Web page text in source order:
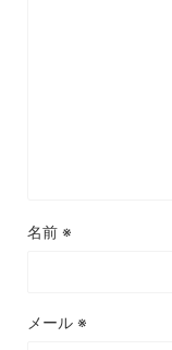
名前 ※
メール ※